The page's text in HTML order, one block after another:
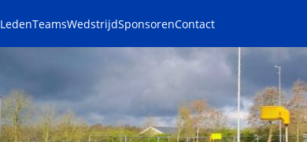
LedenTeamsWedstrijdSponsorenContact